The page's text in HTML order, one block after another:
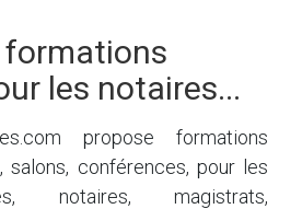
formations
les notaires...
propose formations
salons, conférences, pour les
notaires, magistrats,